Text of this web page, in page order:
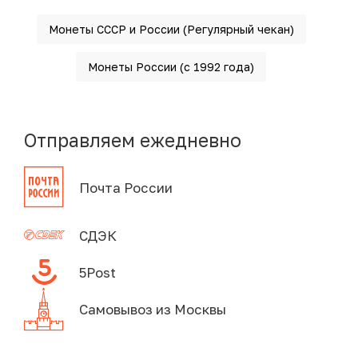
Монеты СССР и России (Регулярный чекан)
Монеты России (с 1992 года)
Отправляем ежедневно
Почта России
СДЭК
5Post
Самовывоз из Москвы